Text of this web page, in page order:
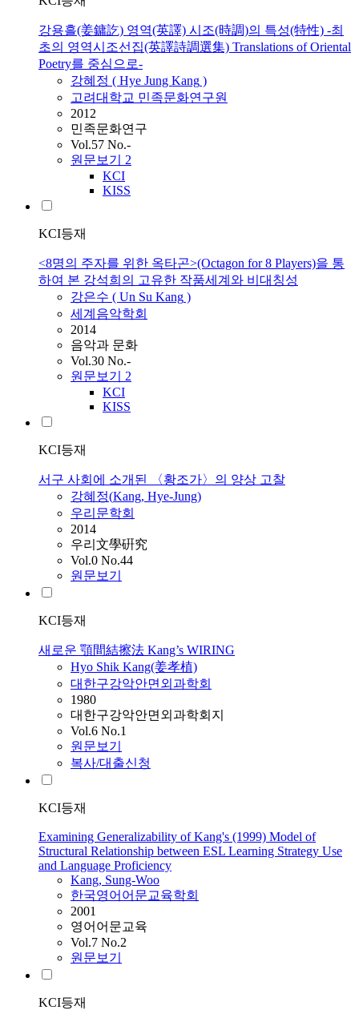
강용흘(姜鏞訖) 영역(英譯) 시조(時調)의 특성(特性) -최
초의 영역시조선집(英譯詩調選集) Translations of Oriental
Poetry를 중심으로-
강혜정 ( Hye Jung Kang )
고려대학교 민족문화연구원
2012
민족문화연구
Vol.57 No.-
원문보기 2
KCI
KISS
KCI등재
<8명의 주자를 위한 옥타곤>(Octagon for 8 Players)을 통
하여 본 강석희의 고유한 작품세계와 비대칭성
강은수 ( Un Su Kang )
세계음악학회
2014
음악과 문화
Vol.30 No.-
원문보기 2
KCI
KISS
KCI등재
서구 사회에 소개된 〈황조가〉의 양상 고찰
강혜정(Kang, Hye-Jung)
우리문학회
2014
우리文學硏究
Vol.0 No.44
원문보기
KCI등재
새로운 顎間結擦法 Kang’s WIRING
Hyo Shik Kang(姜孝植)
대한구강악안면외과학회
1980
대한구강악안면외과학회지
Vol.6 No.1
원문보기
복사/대출신청
KCI등재
Examining Generalizability of Kang's (1999) Model of
Structural Relationship between ESL Learning Strategy Use
and Language Proficiency
Kang, Sung-Woo
한국영어어문교육학회
2001
영어어문교육
Vol.7 No.2
원문보기
KCI등재